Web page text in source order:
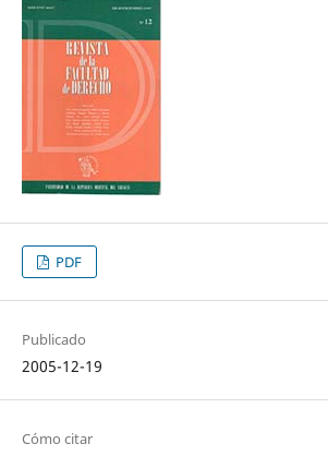
PDF
Publicado
2005-12-19
Cómo citar